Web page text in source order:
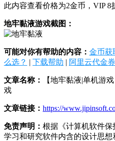
此内容查看价格为2金币，VIP 8
地牢黏液游戏截图：
可能对你有帮助的内容： 金币获
么选？ | 下载帮助 | 阿里云代金券
文章名称：
【地牢黏液|单机游
戏
文章链接： https://
免责声明： 根据《计算机软件保
学习和研究软件内含的设计思